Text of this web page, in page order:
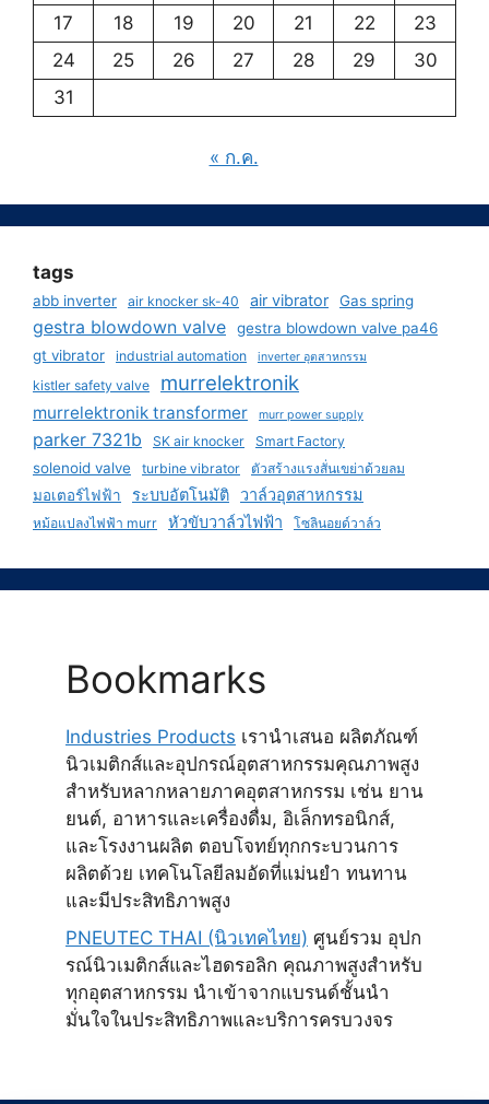
17
18 19 20 21 22
23
24
25 26 27 28 29
30
31
« ก.ค.
tags
abb inverter air knocker sk-40 air vibrator Gas spring
gestra blowdown valve
gestra blowdown valve pa46
gt vibrator
industrial automation inverter อุตสาหกรรม
kistler safety valve murrelektronik
murrelektronik transformer murr power supply
parker 7321b SK air knocker Smart Factory
solenoid valve turbine vibrator ตัวสร้างแรงสั่นเขย่าด้วยลม
มอเตอร์ไฟฟ้า ระบบอัตโนมัติ วาล์วอุตสาหกรรม
หม้อแปลงไฟฟ้า murr หัวขับวาล์วไฟฟ้า โซลินอยด์วาล์ว
Bookmarks
Industries Products เรานำเสนอ ผลิตภัณฑ์
นิวเมติกส์และอุปกรณ์อุตสาหกรรมคุณภาพสูง
สำหรับหลากหลายภาคอุตสาหกรรม เช่น ยาน
ยนต์, อาหารและเครื่องดื่ม, อิเล็กทรอนิกส์,
และโรงงานผลิต ตอบโจทย์ทุกกระบวนการ
ผลิตด้วย เทคโนโลยีลมอัดที่แม่นยำ ทนทาน
และมีประสิทธิภาพสูง
PNEUTEC THAI (นิวเทคไทย) ศูนย์รวม อุปก
รณ์นิวเมติกส์และไฮดรอลิก คุณภาพสูงสำหรับ
ทุกอุตสาหกรรม นำเข้าจากแบรนด์ชั้นนำ
มั่นใจในประสิทธิภาพและบริการครบวงจร